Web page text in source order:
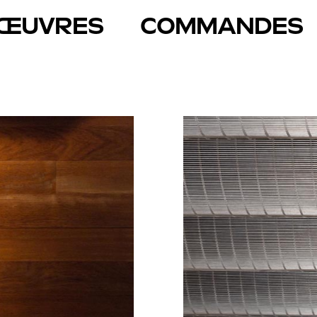
COMMANDES